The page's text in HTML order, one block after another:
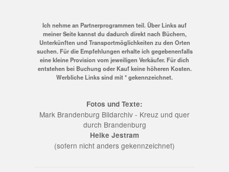
Ich nehme an Partnerprogrammen teil. Über Links auf
meiner Seite kannst du dadurch direkt nach Büchern,
Unterkünften und Transportmöglichkeiten zu den Orten
suchen. Für die Empfehlungen erhalte ich gegebenenfalls
eine kleine Provision vom jeweiligen Verkäufer. Für dich
entstehen bei Buchung oder Kauf keine höheren Kosten.
Werbliche Links sind mit * gekennzeichnet.
Fotos und Texte:
Mark Brandenburg Bildarchiv - Kreuz und quer
durch Brandenburg
Heike Jestram
(sofern nicht anders gekennzeichnet)